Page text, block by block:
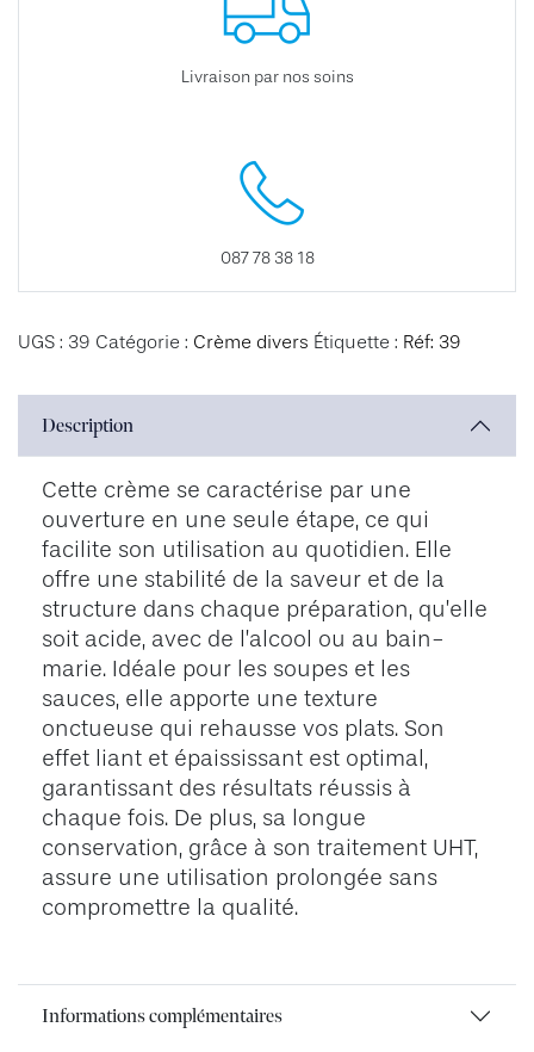
Livraison par nos soins
087 78 38 18
UGS : 39 Catégorie : Crème divers Étiquette : Réf: 39
Description
Cette crème se caractérise par une
ouverture en une seule étape, ce qui
facilite son utilisation au quotidien. Elle
offre une stabilité de la saveur et de la
structure dans chaque préparation, qu’elle
soit acide, avec de l’alcool ou au bain-
marie. Idéale pour les soupes et les
sauces, elle apporte une texture
onctueuse qui rehausse vos plats. Son
effet liant et épaississant est optimal,
garantissant des résultats réussis à
chaque fois. De plus, sa longue
conservation, grâce à son traitement UHT,
assure une utilisation prolongée sans
compromettre la qualité.
Informations complémentaires